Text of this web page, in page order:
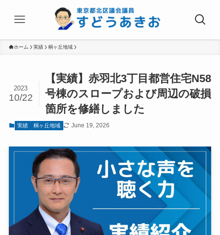
ホーム 実績 桐ヶ丘地域
【実績】赤羽北3丁目都営住宅N58
号棟のスロープおよび周辺の破損
箇所を修繕しました
2023
10/22
実績 桐ヶ丘地域 June 19, 2026